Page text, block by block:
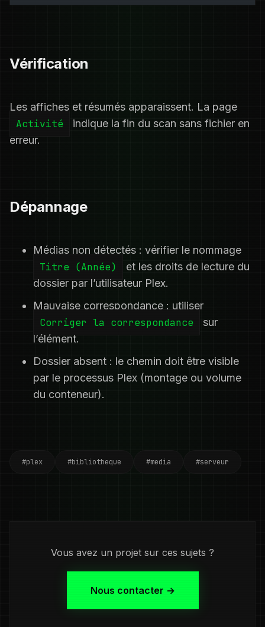
Vérification
Les affiches et résumés apparaissent. La page
Activité
indique la fin du scan sans fichier en
erreur.
Dépannage
Médias non détectés : vérifier le nommage
Titre (Année)
et les droits de lecture du
dossier par l’utilisateur Plex.
Mauvaise correspondance : utiliser
Corriger la correspondance
sur
l’élément.
Dossier absent : le chemin doit être visible
par le processus Plex (montage ou volume
du conteneur).
#plex #bibliotheque #media #serveur
Vous avez un projet sur ces sujets ?
Nous contacter →